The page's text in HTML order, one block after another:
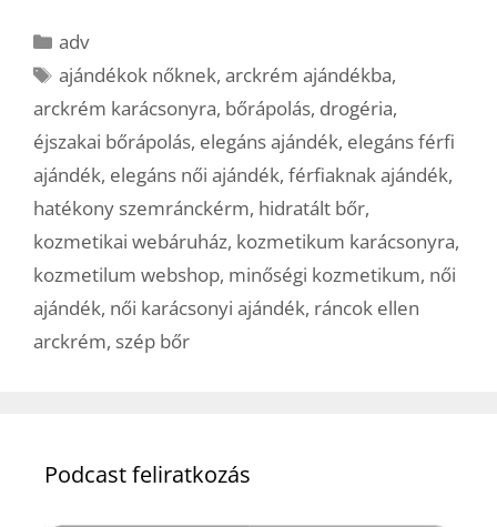
Kategória
adv
Címkék
ajándékok nőknek,arckrém ajándékba,
arckrém karácsonyra, bőrápolás, drogéria,
éjszakai bőrápolás, elegáns ajándék, elegáns férfi
ajándék, elegáns női ajándék, férfiaknak ajándék,
hatékony szemránckérm, hidratált bőr,
kozmetikai webáruház, kozmetikum karácsonyra,
kozmetilum webshop, minőségi kozmetikum, női
ajándék, női karácsonyi ajándék, ráncok ellen
arckrém, szép bőr
Podcast feliratkozás